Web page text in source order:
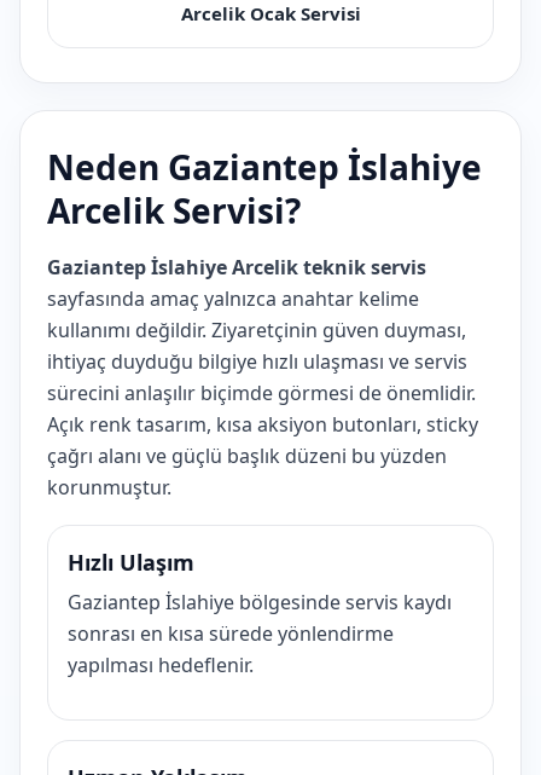
Arcelik Ocak Servisi
Neden Gaziantep İslahiye
Arcelik Servisi?
Gaziantep İslahiye Arcelik teknik servis
sayfasında amaç yalnızca anahtar kelime
kullanımı değildir. Ziyaretçinin güven duyması,
ihtiyaç duyduğu bilgiye hızlı ulaşması ve servis
sürecini anlaşılır biçimde görmesi de önemlidir.
Açık renk tasarım, kısa aksiyon butonları, sticky
çağrı alanı ve güçlü başlık düzeni bu yüzden
korunmuştur.
Hızlı Ulaşım
Gaziantep İslahiye bölgesinde servis kaydı
sonrası en kısa sürede yönlendirme
yapılması hedeflenir.